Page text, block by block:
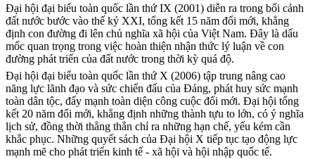
Đại hội đại biểu toàn quốc lần thứ IX (2001) diễn ra trong bối cảnh
đất nước bước vào thế kỷ XXI, tổng kết 15 năm đổi mới, khẳng
định con đường đi lên chủ nghĩa xã hội của Việt Nam. Đây là dấu
mốc quan trọng trong việc hoàn thiện nhận thức lý luận về con
đường phát triển của đất nước trong thời kỳ quá độ.
Đại hội đại biểu toàn quốc lần thứ X (2006) tập trung nâng cao
năng lực lãnh đạo và sức chiến đấu của Đảng, phát huy sức mạnh
toàn dân tộc, đẩy mạnh toàn diện công cuộc đổi mới. Đại hội tổng
kết 20 năm đổi mới, khẳng định những thành tựu to lớn, có ý nghĩa
lịch sử, đồng thời thẳng thắn chỉ ra những hạn chế, yếu kém cần
khắc phục. Những quyết sách của Đại hội X tiếp tục tạo động lực
mạnh mẽ cho phát triển kinh tế - xã hội và hội nhập quốc tế.